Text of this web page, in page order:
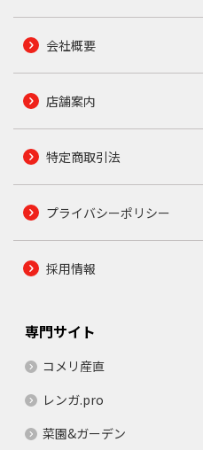
会社概要
店舗案内
特定商取引法
プライバシーポリシー
採用情報
専門サイト
コメリ産直
レンガ.pro
菜園&ガーデン